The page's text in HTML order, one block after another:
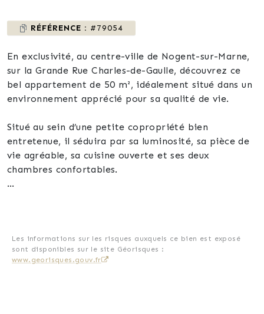
RÉFÉRENCE : #79054
En exclusivité, au centre-ville de Nogent-sur-Marne,
sur la Grande Rue Charles-de-Gaulle, découvrez ce
bel appartement de 50 m², idéalement situé dans un
environnement apprécié pour sa qualité de vie.
Situé au sein d’une petite copropriété bien
entretenue, il séduira par sa luminosité, sa pièce de
vie agréable, sa cuisine ouverte et ses deux
chambres confortables.
dans l’une des communes les plus recherchées de l’Est
parisien.
Les informations sur les risques auxquels ce bien est exposé
sont disponibles sur le site Géorisques :
www.georisques.gouv.fr